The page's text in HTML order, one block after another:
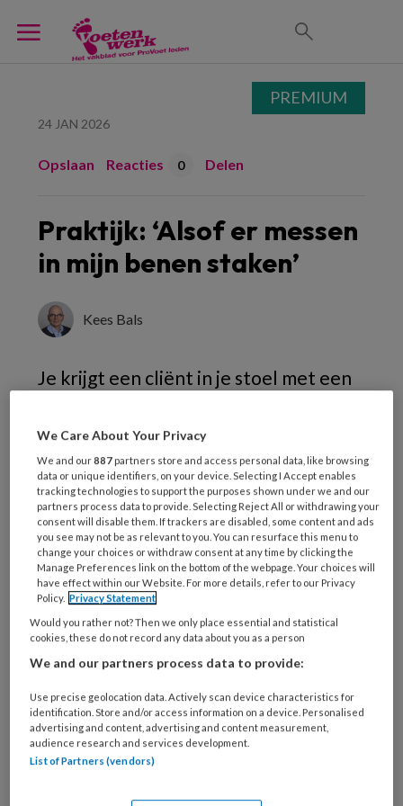
24 JAN 2026
Opslaan Reacties 0 Delen
Praktijk: ‘Alsof er messen
in mijn benen staken’
Kees Bals
Je krijgt een cliënt in je stoel met een
omschrijft die pijn als brandend,
kriebelend, stekend, elektrisch of
ijskoud. Dan is er een goede kans dat
deze persoon ‘zenuwpijn' heeft. Het is
belangrijk dat pedicures hierop attent
zijn, vindt pijnspecialist en
anesthesioloog Gilbert Tjiang.
PREMIUM
PREMIUM
We Care About Your Privacy
We and our887 partners store and access personal data, like browsing
data or unique identifiers, on your device. Selecting I Accept enables
tracking technologies to support the purposes shown under we and our
partners process data to provide. Selecting Reject All or withdrawing your
consent will disable them. If trackers are disabled, some content and ads
you see may not be as relevant to you. You can resurface this menu to
change your choices or withdraw consent at any time by clicking the
Manage Preferences link on the bottom of the webpage. Your choices will
have effect within our Website. For more details, refer to our Privacy
Policy. Privacy Statement
Would you rather not? Then we only place essential and statistical
cookies, these do not record any data about you as a person
We and our partners process data to provide:
Use precise geolocation data. Actively scan device characteristics for
identification. Store and/or access information on a device. Personalised
advertising and content, advertising and content measurement,
audience research and services development.
List of Partners (vendors)